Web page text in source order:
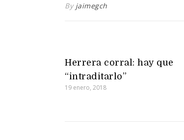
By jaimegch
Herrera corral: hay que
“intraditarlo”
19 enero, 2018